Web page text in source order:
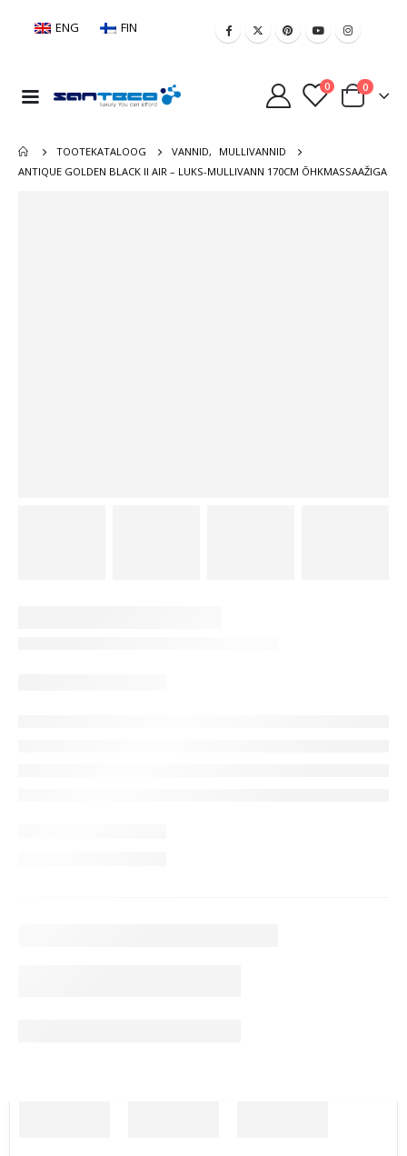
ENG FIN
0 0
TOOTEKATALOOG VANNID,
MULLIVANNID
ANTIQUE GOLDEN BLACK II AIR – LUKS-MULLIVANN 170CM ÕHKMASSAAŽIGA